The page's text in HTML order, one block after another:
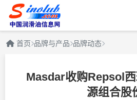
首页 品牌与产品 品牌动态
Masdar收购Repsol
源组合股